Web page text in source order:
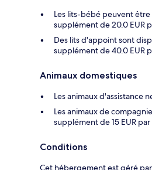
Les lits-bébé peuvent
supplément de 20.0 EUR
Des lits d'appoint sont
supplément de 40.0 EUR
Animaux domestiques
Les animaux d'assistance
Les animaux de
supplément de 15 EUR
Conditions
Cet hébergement est géré